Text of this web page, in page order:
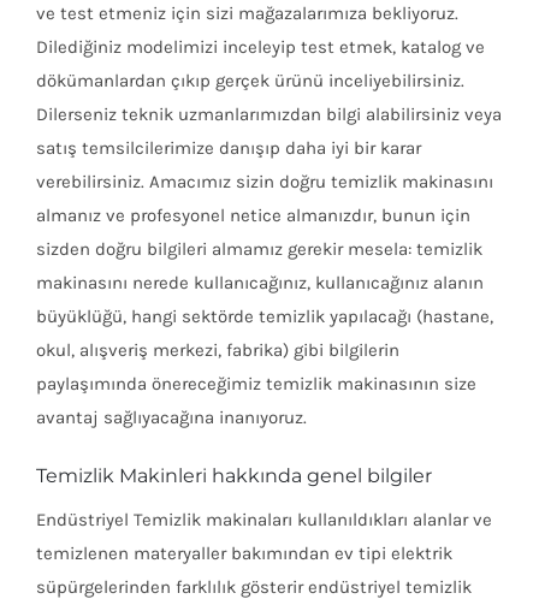
ve test etmeniz için sizi mağazalarımıza bekliyoruz.
Dilediğiniz modelimizi inceleyip test etmek, katalog ve
dökümanlardan çıkıp gerçek ürünü inceliyebilirsiniz.
Dilerseniz teknik uzmanlarımızdan bilgi alabilirsiniz veya
satış temsilcilerimize danışıp daha iyi bir karar
verebilirsiniz. Amacımız sizin doğru temizlik makinasını
almanız ve profesyonel netice almanızdır, bunun için
sizden doğru bilgileri almamız gerekir mesela: temizlik
makinasını nerede kullanıcağınız, kullanıcağınız alanın
büyüklüğü, hangi sektörde temizlik yapılacağı (hastane,
okul, alışveriş merkezi, fabrika) gibi bilgilerin
paylaşımında önereceğimiz temizlik makinasının size
avantaj sağlıyacağına inanıyoruz.
Temizlik Makinleri hakkında genel bilgiler
Endüstriyel Temizlik makinaları kullanıldıkları alanlar ve
temizlenen materyaller bakımından ev tipi elektrik
süpürgelerinden farklılık gösterir endüstriyel temizlik